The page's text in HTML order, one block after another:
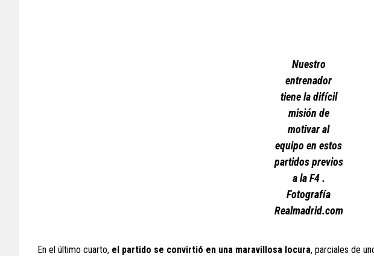
Nuestro
entrenador
tiene la difícil
misión de
motivar al
equipo en estos
partidos previos
a la F4 .
Fotografía
Realmadrid.com
En el último cuarto, el partido se convirtió en una maravillosa locura, parciales de